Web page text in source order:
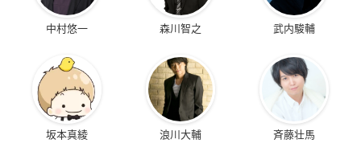
中村悠一 森川智之 武内駿輔
坂本真綾 浪川大輔 斉藤壮馬